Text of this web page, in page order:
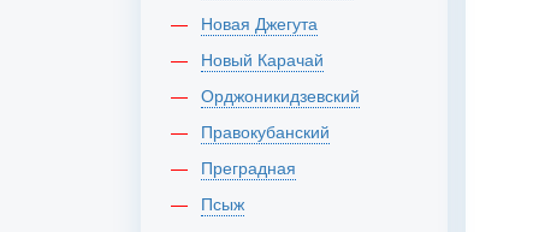
Новая Джегута
Новый Карачай
Орджоникидзевский
Правокубанский
Преградная
Псыж